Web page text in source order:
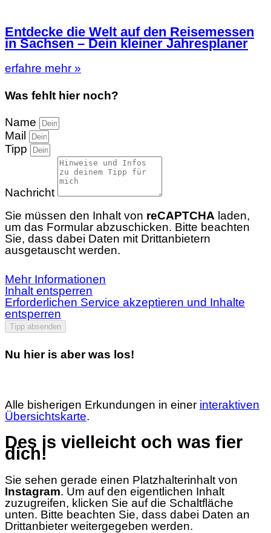
Entdecke die Welt auf den Reisemessen
in Sachsen – Dein kleiner Jahresplaner
erfahre mehr »
Was fehlt hier noch?
Name
Mail
Tipp
Nachricht
Sie müssen den Inhalt von reCAPTCHA laden,
um das Formular abzuschicken. Bitte beachten
Sie, dass dabei Daten mit Drittanbietern
ausgetauscht werden.
Mehr Informationen
Inhalt entsperren
Erforderlichen Service akzeptieren und Inhalte
entsperren
Tipp absenden
Nu hier is aber was los!
Alle bisherigen Erkundungen in einer interaktiven
Übersichtskarte.
Des is vielleicht och was fier
dich!
Sie sehen gerade einen Platzhalterinhalt von
Instagram. Um auf den eigentlichen Inhalt
zuzugreifen, klicken Sie auf die Schaltfläche
unten. Bitte beachten Sie, dass dabei Daten an
Drittanbieter weitergegeben werden.